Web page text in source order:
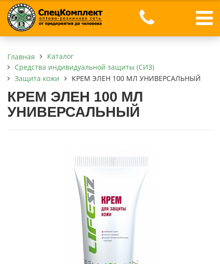
Главная
Каталог
Средства индивидуальной защиты (СИЗ)
Защита кожи
КРЕМ ЭЛЕН 100 МЛ УНИВЕРСАЛЬНЫЙ
КРЕМ ЭЛЕН 100 МЛ
УНИВЕРСАЛЬНЫЙ